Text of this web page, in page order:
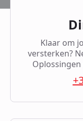
Klaar om
versterken?